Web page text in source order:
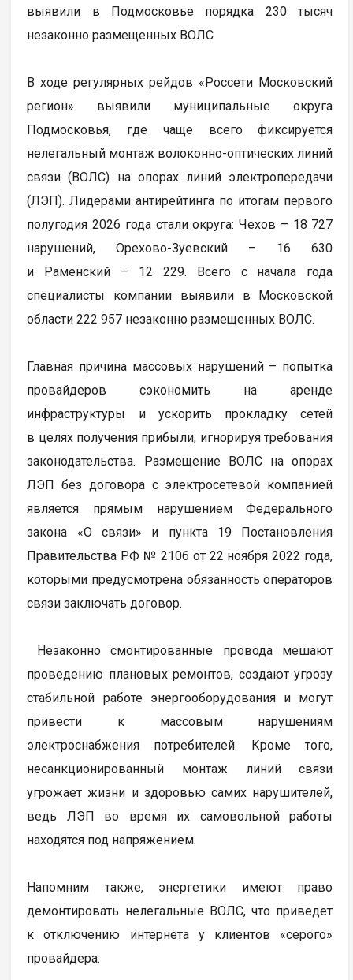
выявили в Подмосковье порядка 230 тысяч
незаконно размещенных ВОЛС
В ходе регулярных рейдов «Россети Московский
регион» выявили муниципальные округа
Подмосковья, где чаще всего фиксируется
нелегальный монтаж волоконно-оптических линий
связи (ВОЛС) на опорах линий электропередачи
(ЛЭП). Лидерами антирейтинга по итогам первого
полугодия 2026 года стали округа: Чехов – 18 727
нарушений, Орехово-Зуевский – 16 630
и Раменский – 12 229. Всего с начала года
специалисты компании выявили в Московской
области 222 957 незаконно размещенных ВОЛС.
Главная причина массовых нарушений – попытка
провайдеров сэкономить на аренде
инфраструктуры и ускорить прокладку сетей
в целях получения прибыли, игнорируя требования
законодательства. Размещение ВОЛС на опорах
ЛЭП без договора с электросетевой компанией
является прямым нарушением Федерального
закона «О связи» и пункта 19 Постановления
Правительства РФ № 2106 от 22 ноября 2022 года,
которыми предусмотрена обязанность операторов
связи заключать договор.
Незаконно смонтированные провода мешают
проведению плановых ремонтов, создают угрозу
стабильной работе энергооборудования и могут
привести к массовым нарушениям
электроснабжения потребителей. Кроме того,
несанкционированный монтаж линий связи
угрожает жизни и здоровью самих нарушителей,
ведь ЛЭП во время их самовольной работы
находятся под напряжением.
Напомним также, энергетики имеют право
демонтировать нелегальные ВОЛС, что приведет
к отключению интернета у клиентов «серого»
провайдера.